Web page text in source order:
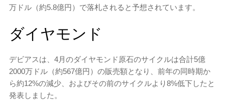
万ドル（約5.8億円）で落札されると予想されています。
ダイヤモンド
デビアスは、4月のダイヤモンド原石のサイクルは合計5億
2000万ドル（約567億円）の販売額となり、前年の同時期か
ら約12%の減少、およびその前のサイクルより8%低下したと
発表しました。